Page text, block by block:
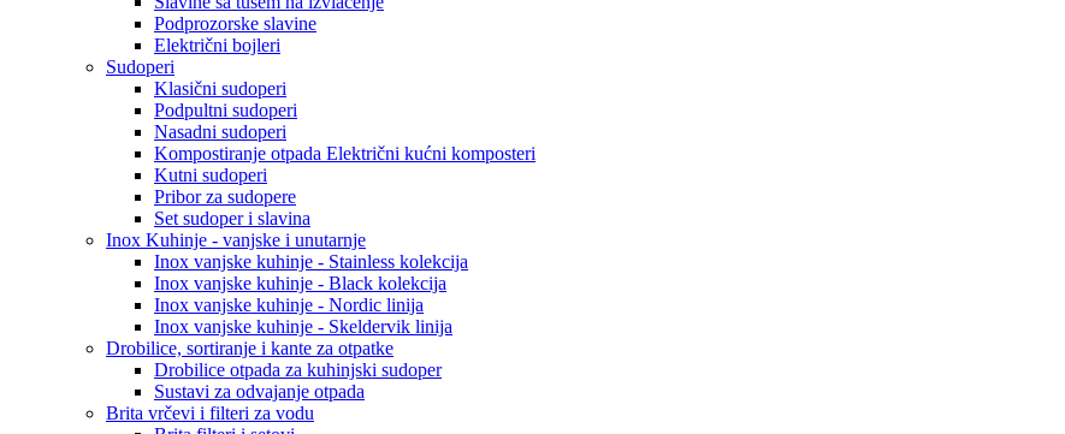
Podprozorske slavine
Električni bojleri
Sudoperi
Klasični sudoperi
Podpultni sudoperi
Nasadni sudoperi
Kompostiranje otpada Električni kućni komposteri
Kutni sudoperi
Pribor za sudopere
Set sudoper i slavina
Inox Kuhinje - vanjske i unutarnje
Inox vanjske kuhinje - Stainless kolekcija
Inox vanjske kuhinje - Black kolekcija
Inox vanjske kuhinje - Nordic linija
Inox vanjske kuhinje - Skeldervik linija
Drobilice, sortiranje i kante za otpatke
Drobilice otpada za kuhinjski sudoper
Sustavi za odvajanje otpada
Brita vrčevi i filteri za vodu